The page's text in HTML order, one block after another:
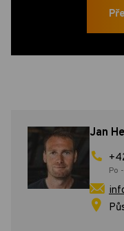
Jan
Po